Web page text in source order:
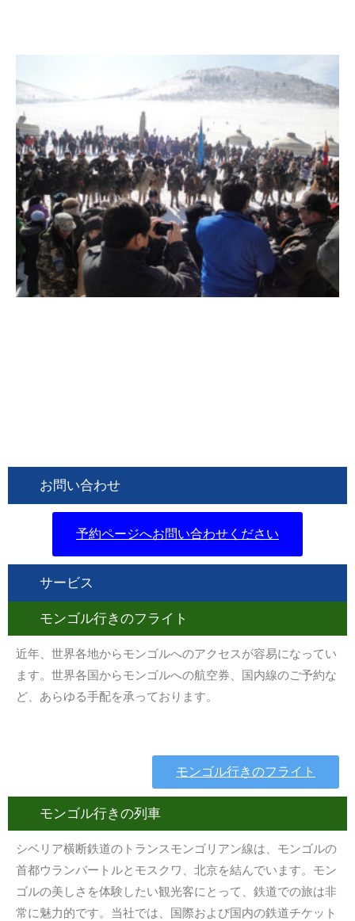
お問い合わせ
予約ページへお問い合わせください
サービス
モンゴル行きのフライト
近年、世界各地からモンゴルへのアクセスが容易になってい
ます。世界各国からモンゴルへの航空券、国内線のご予約な
ど、あらゆる手配を承っております。
モンゴル行きのフライト
モンゴル行きの列車
シベリア横断鉄道のトランスモンゴリアン線は、モンゴルの
首都ウランバートルとモスクワ、北京を結んでいます。モン
ゴルの美しさを体験したい観光客にとって、鉄道での旅は非
常に魅力的です。当社では、国際および国内の鉄道チケット